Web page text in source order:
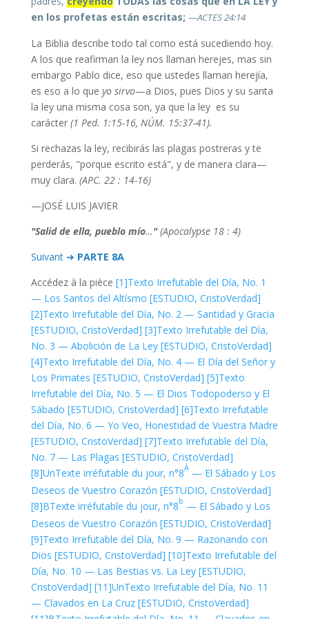
en los profetas están escritas; —ACTES 24:14
La Biblia describe todo tal como está sucediendo hoy.
A los que reafirman la ley nos llaman herejes, mas sin
embargo Pablo dice, eso que ustedes llaman herejía,
es eso a lo que yo sirvo—a Dios, pues Dios y su santa
la ley una misma cosa son, ya que la ley es su
carácter (1 Ped. 1:15-16, NÚM. 15:37-41).
Si rechazas la ley, recibirás las plagas postreras y te
perderás, "porque escrito está", y de manera clara—
muy clara. (APC. 22 : 14-16)
—JOSÉ LUIS JAVIER
"Salid de ella, pueblo mío…"(Apocalypse 18 : 4)
Suivant ➜ PARTE 8A
Accédez à la pièce [1]Texto Irrefutable del Día, No. 1
— Los Santos del Altísmo [ESTUDIO, CristoVerdad]
[2]Texto Irrefutable del Día, No. 2 — Santidad y Gracia
[ESTUDIO, CristoVerdad] [3]Texto Irrefutable del Día,
No. 3 — Abolición de La Ley [ESTUDIO, CristoVerdad]
[4]Texto Irrefutable del Día, No. 4 — El Día del Señor y
Los Primates [ESTUDIO, CristoVerdad] [5]Texto
Irrefutable del Día, No. 5 — El Dios Todopoderso y El
Sábado [ESTUDIO, CristoVerdad] [6]Texto Irrefutable
del Día, No. 6 — Yo Veo, Honestidad de Vuestra Madre
[ESTUDIO, CristoVerdad] [7]Texto Irrefutable del Día,
No. 7 — Las Plagas [ESTUDIO, CristoVerdad]
[8]UnTexte irréfutable du jour, n°8À— El Sábado y Los
Deseos de Vuestro Corazón [ESTUDIO, CristoVerdad]
[8]BTexte irréfutable du jour, n°8b — El Sábado y Los
Deseos de Vuestro Corazón [ESTUDIO, CristoVerdad]
[9]Texto Irrefutable del Día, No. 9 — Razonando con
Dios [ESTUDIO, CristoVerdad] [10]Texto Irrefutable del
Día, No. 10 — Las Bestias vs. La Ley [ESTUDIO,
CristoVerdad] [11]UnTexto Irrefutable del Día, No. 11
— Clavados en La Cruz [ESTUDIO, CristoVerdad]